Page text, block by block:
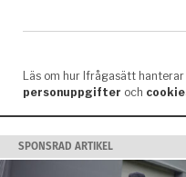
SPONSRAD ARTIKEL